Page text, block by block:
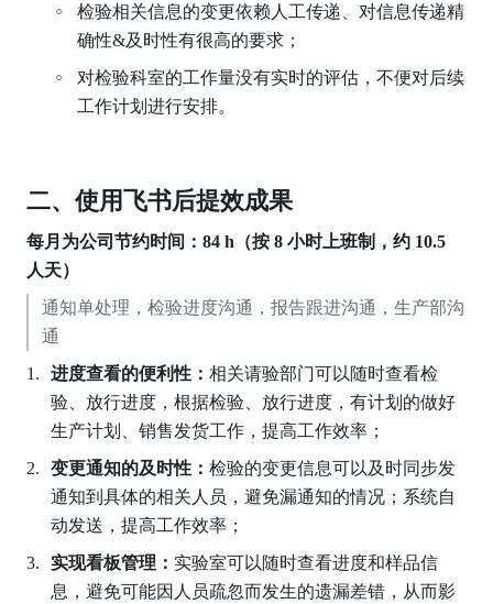
检验相关信息的变更依赖人工传递、对信息传递精
确性&及时性有很高的要求；
对检验科室的工作量没有实时的评估，不便对后续
工作计划进行安排。
二、使用飞书后提效成果
每月为公司节约时间：84 h（按 8 小时上班制，约 10.5
人天）
通知单处理，检验进度沟通，报告跟进沟通，生产部沟
通
进度查看的便利性： 相关请验部门可以随时查看检
验、放行进度，根据检验、放行进度，有计划的做好
生产计划、销售发货工作，提高工作效率；
变更通知的及时性： 检验的变更信息可以及时同步发
通知到具体的相关人员，避免漏通知的情况；系统自
动发送，提高工作效率；
实现看板管理： 实验室可以随时查看进度和样品信
息，避免可能因人员疏忽而发生的遗漏差错，从而影